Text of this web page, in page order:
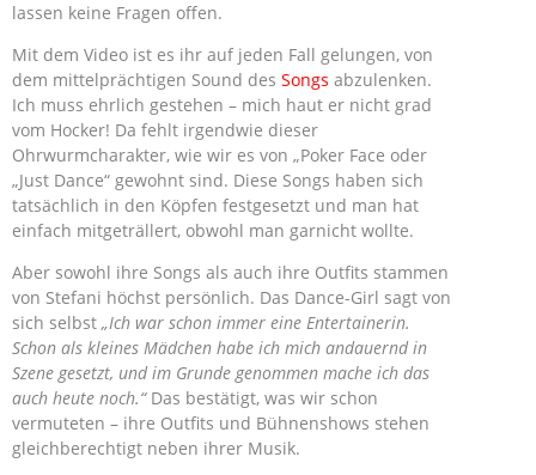
lassen keine Fragen offen.
Mit dem Video ist es ihr auf jeden Fall gelungen, von
dem mittelprächtigen Sound des Songs abzulenken.
Ich muss ehrlich gestehen – mich haut er nicht grad
vom Hocker! Da fehlt irgendwie dieser
Ohrwurmcharakter, wie wir es von „Poker Face oder
„Just Dance“ gewohnt sind. Diese Songs haben sich
tatsächlich in den Köpfen festgesetzt und man hat
einfach mitgeträllert, obwohl man garnicht wollte.
Aber sowohl ihre Songs als auch ihre Outfits stammen
von Stefani höchst persönlich. Das Dance-Girl sagt von
sich selbst „Ich war schon immer eine Entertainerin.
Schon als kleines Mädchen habe ich mich andauernd in
Szene gesetzt, und im Grunde genommen mache ich das
auch heute noch.“Das bestätigt, was wir schon
vermuteten – ihre Outfits und Bühnenshows stehen
gleichberechtigt neben ihrer Musik.